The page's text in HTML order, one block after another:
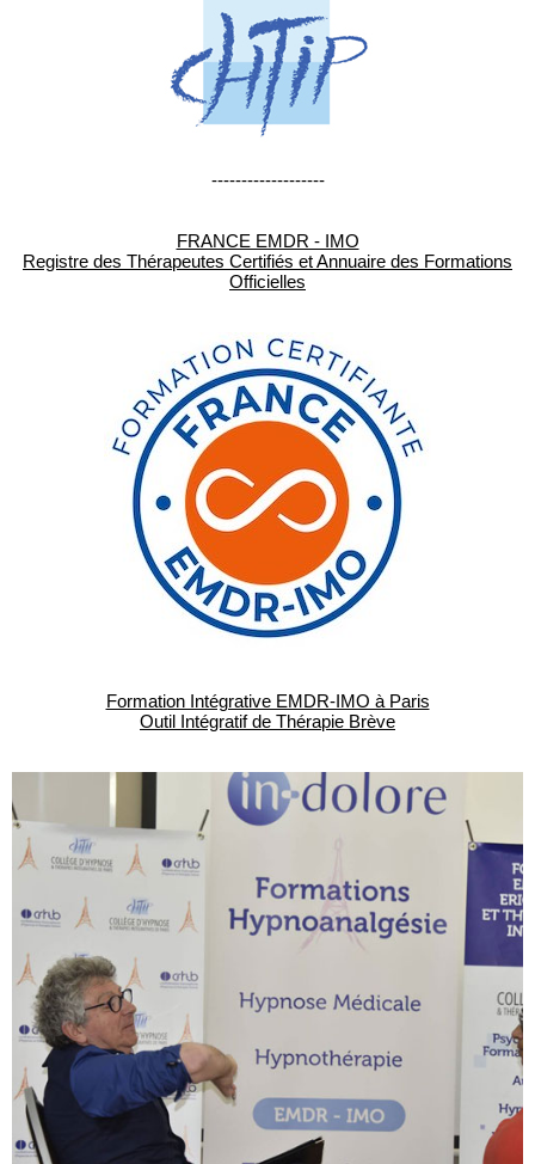
-------------------
FRANCE EMDR - IMO
Registre des Thérapeutes Certifiés et Annuaire des Formations
Officielles
Formation Intégrative EMDR-IMO à Paris
Outil Intégratif de Thérapie Brève